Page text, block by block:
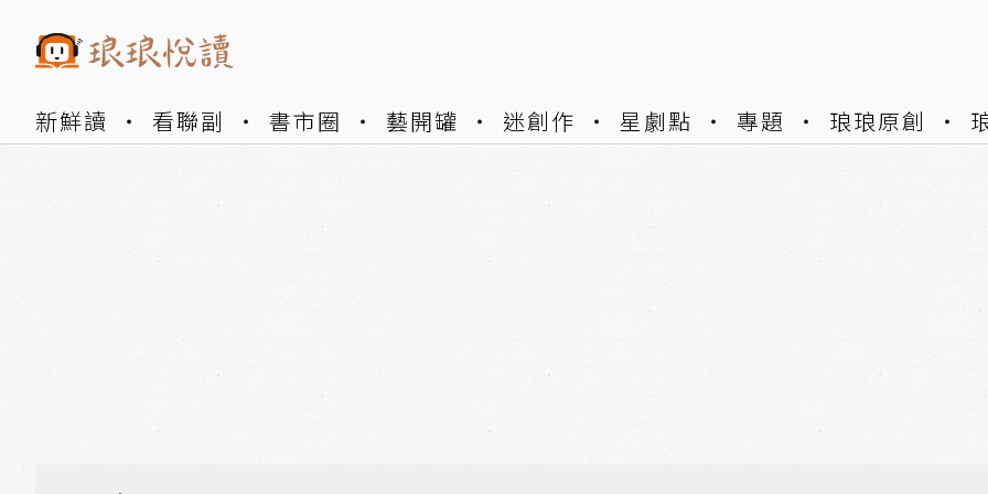
新鮮讀 看聯副 書市圈 藝開罐 迷創作 星劇點 專題 琅琅原創